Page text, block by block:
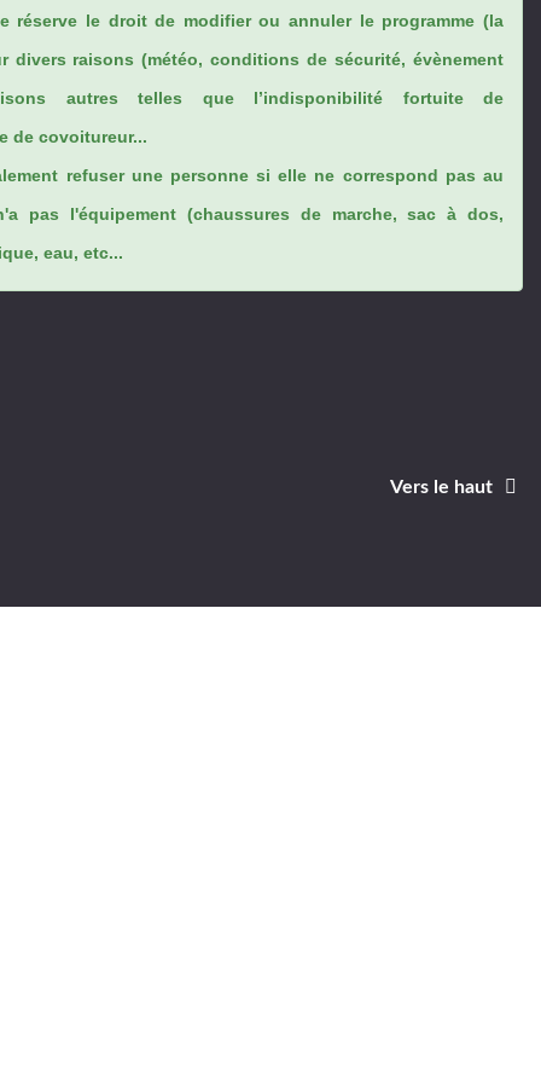
réserve le droit de modifier ou annuler le programme (la
divers raisons (météo, conditions de sécurité, évènement
autres telles que l’indisponibilité fortuite de
de covoitureur...
refuser une personne si elle ne correspond pas au
pas l'équipement (chaussures de marche, sac à dos,
eau, etc...
Vers le haut